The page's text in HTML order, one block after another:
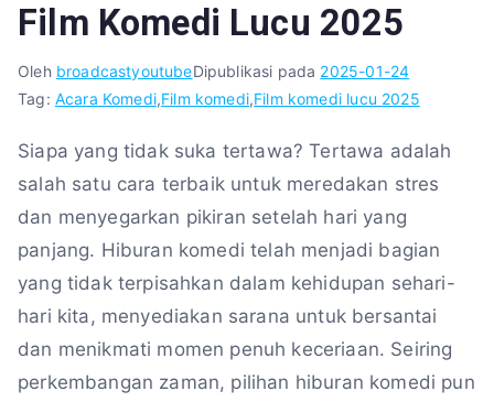
Film Komedi Lucu 2025
Oleh broadcastyoutubeDipublikasi pada 2025-01-24
Tag: Acara Komedi,Film komedi,Film komedi lucu 2025
Siapa yang tidak suka tertawa? Tertawa adalah
salah satu cara terbaik untuk meredakan stres
dan menyegarkan pikiran setelah hari yang
panjang. Hiburan komedi telah menjadi bagian
yang tidak terpisahkan dalam kehidupan sehari-
hari kita, menyediakan sarana untuk bersantai
dan menikmati momen penuh keceriaan. Seiring
perkembangan zaman, pilihan hiburan komedi pun